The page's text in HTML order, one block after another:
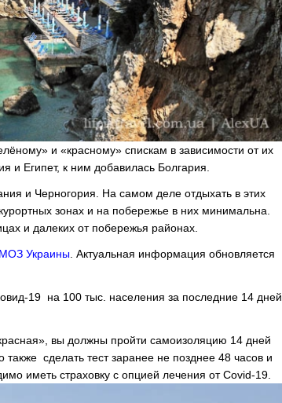
и «красному» спискам в зависимости от их
и Египет, к ним добавилась Болгария.
и Черногория. На самом деле отдыхать в этих
зонах и на побережье в них минимальна.
и далеких от побережья районах.
Украины . Актуальная информация обновляется
19 на 100 тыс. населения за последние 14 дней
вы должны пройти самоизоляцию 14 дней
сделать тест заранее не позднее 48 часов и
иметь страховку с опцией лечения от Covid-19.